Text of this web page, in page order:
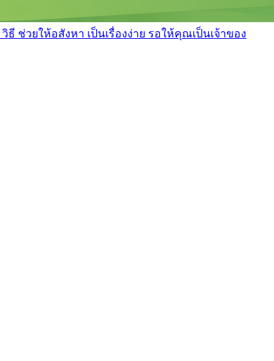
ช่วยให้อสังหา เป็นเรื่องง่าย รอให้คุณเป็นเจ้าของ